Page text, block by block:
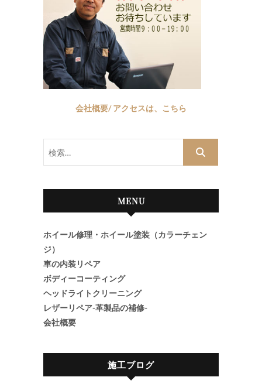
会社概要/ アクセスは、こちら
MENU
ホイール修理・ホイール塗装（カラーチェン
ジ）
車の内装リペア
ボディーコーティング
ヘッドライトクリーニング
レザーリペア-革製品の補修-
会社概要
施工ブログ